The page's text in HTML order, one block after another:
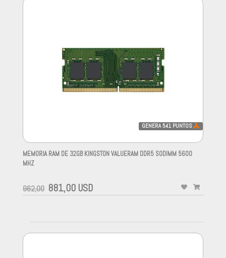
GENERA541 PUNTOS
MEMORIA RAM DE 32GB KINGSTON VALUERAM DDR5 SODIMM 5600
MHZ
962,00 881,00 USD